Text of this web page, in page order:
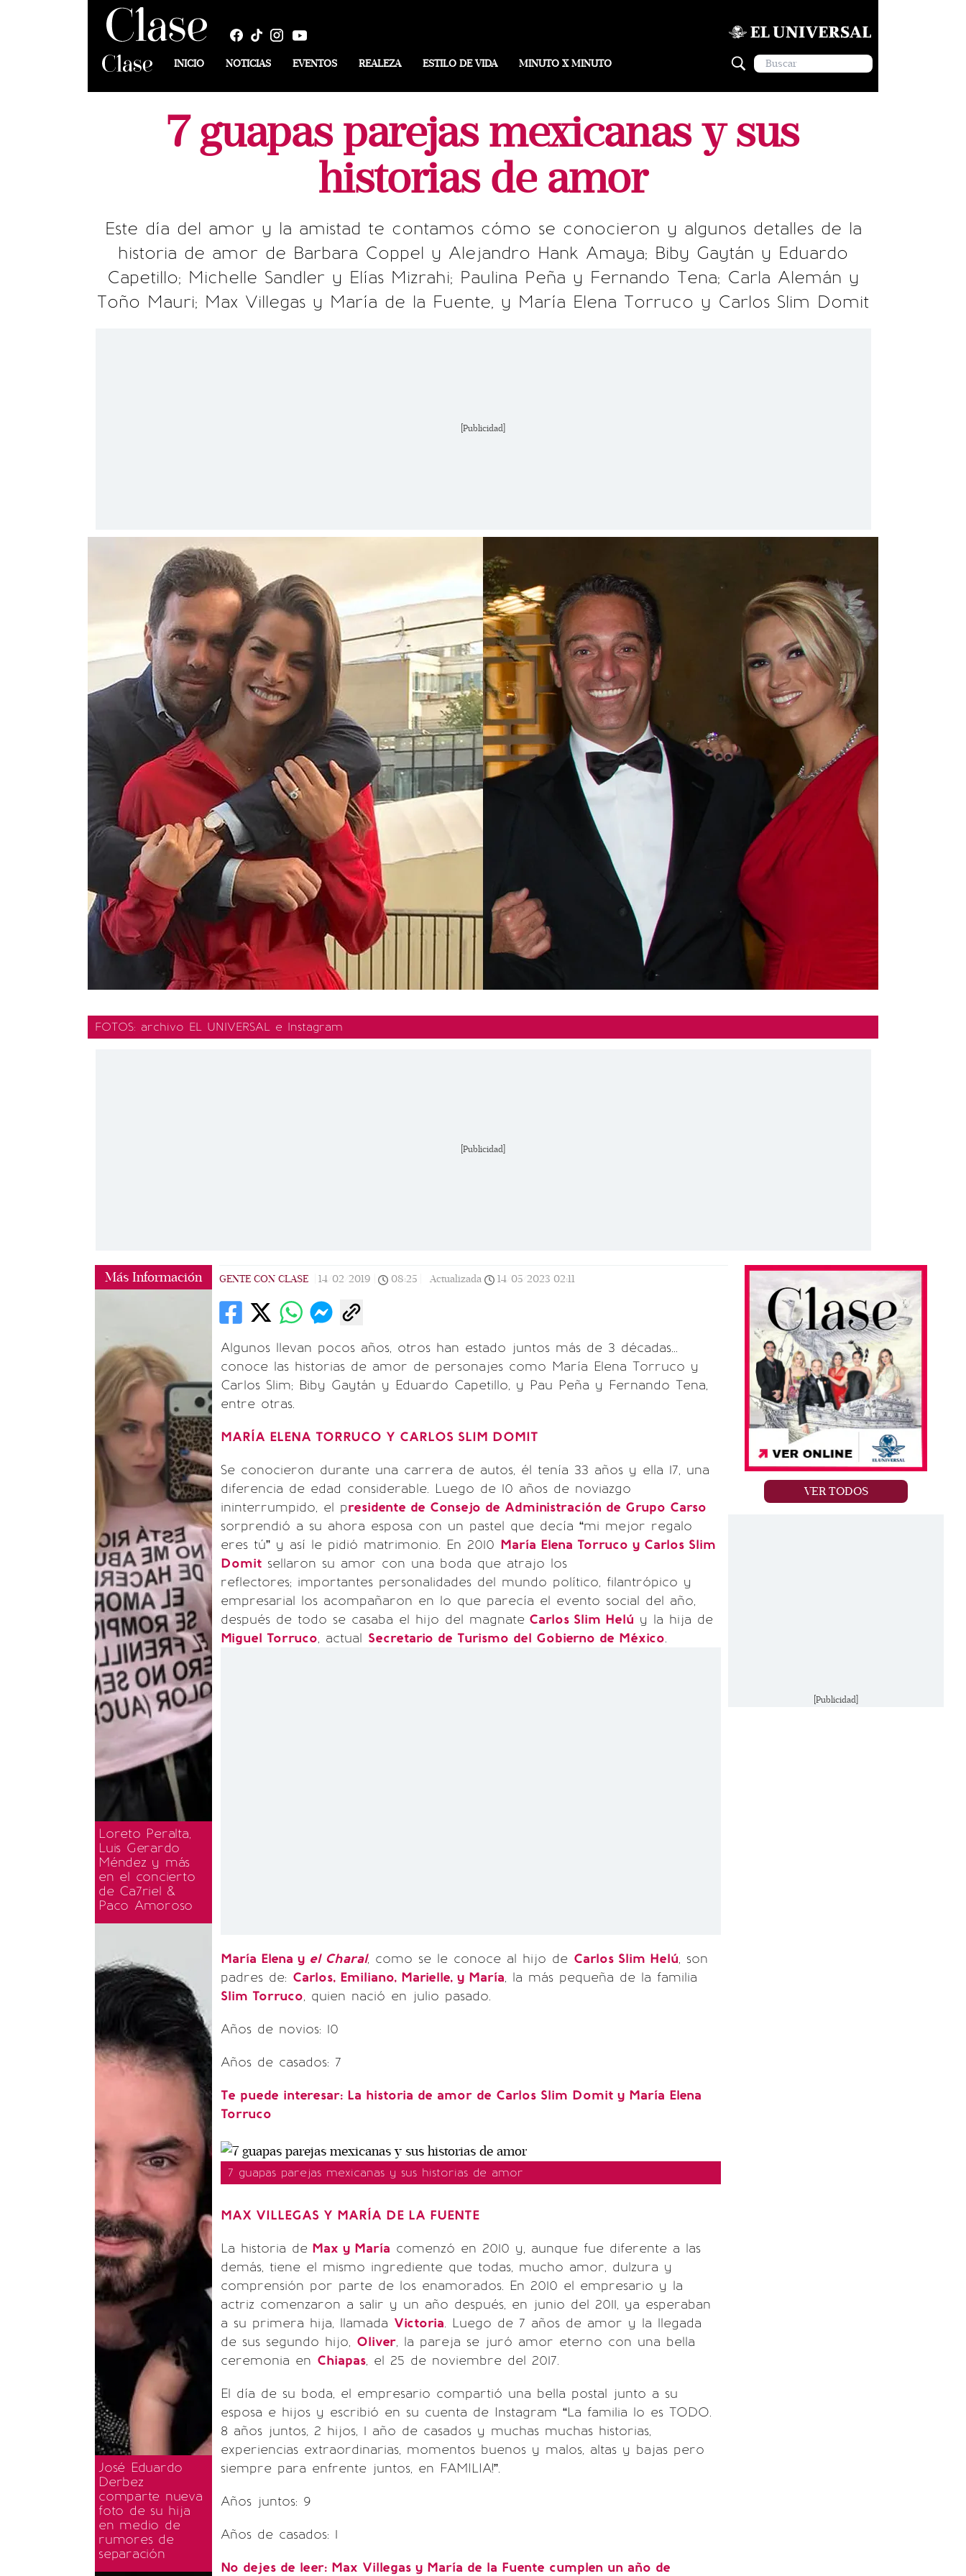
INICIO NOTICIAS EVENTOS REALEZA ESTILO DE VIDA MINUTO X MINUTO
7 guapas parejas mexicanas y sus
historias de amor
Este día del amor y la amistad te contamos cómo se conocieron y algunos detalles de la
historia de amor de Barbara Coppel y Alejandro Hank Amaya; Biby Gaytán y Eduardo
Capetillo; Michelle Sandler y Elías Mizrahi; Paulina Peña y Fernando Tena; Carla Alemán y
Toño Mauri; Max Villegas y María de la Fuente, y María Elena Torruco y Carlos Slim Domit
[Publicidad]
FOTOS: archivo EL UNIVERSAL e Instagram
[Publicidad]
Más Información
Loreto Peralta,
Luis Gerardo
Méndez y más
en el concierto
de Ca7riel &
Paco Amoroso
José Eduardo
Derbez
comparte nueva
foto de su hija
en medio de
rumores de
separación
GENTE CON CLASE 14/02/2019 08:25 Actualizada 14/05/2023 02:11
Algunos llevan pocos años, otros han estado juntos más de 3 décadas...
conoce las historias de amor de personajes como María Elena Torruco y
Carlos Slim; Biby Gaytán y Eduardo Capetillo, y Pau Peña y Fernando Tena,
entre otras.
MARÍA ELENA TORRUCO Y CARLOS SLIM DOMIT
Se conocieron durante una carrera de autos, él tenía 33 años y ella 17, una
diferencia de edad considerable. Luego de 10 años de noviazgo
ininterrumpido, el presidente de Consejo de Administración de Grupo Carso
sorprendió a su ahora esposa con un pastel que decía “mi mejor regalo
eres tú” y así le pidió matrimonio. En 2010 María Elena Torruco y Carlos Slim
Domit sellaron su amor con una boda que atrajo los
reflectores; importantes personalidades del mundo político, filantrópico y
empresarial los acompañaron en lo que parecía el evento social del año,
después de todo se casaba el hijo del magnate Carlos Slim Helú y la hija de
Miguel Torruco, actual Secretario de Turismo del Gobierno de México.
María Elena y el Charal, como se le conoce al hijo de Carlos Slim Helú, son
padres de: Carlos, Emiliano, Marielle, y María, la más pequeña de la familia
Slim Torruco, quien nació en julio pasado.
Años de novios: 10
Años de casados: 7
Te puede interesar: La historia de amor de Carlos Slim Domit y María Elena
Torruco
7 guapas parejas mexicanas y sus historias de amor
MAX VILLEGAS Y MARÍA DE LA FUENTE
La historia de Max y María comenzó en 2010 y, aunque fue diferente a las
demás, tiene el mismo ingrediente que todas, mucho amor, dulzura y
comprensión por parte de los enamorados. En 2010 el empresario y la
actriz comenzaron a salir y un año después, en junio del 2011, ya esperaban
a su primera hija, llamada Victoria. Luego de 7 años de amor y la llegada
de sus segundo hijo, Oliver, la pareja se juró amor eterno con una bella
ceremonia en Chiapas, el 25 de noviembre del 2017.
El día de su boda, el empresario compartió una bella postal junto a su
esposa e hijos y escribió en su cuenta de Instagram “La familia lo es TODO.
8 años juntos, 2 hijos, 1 año de casados y muchas muchas historias,
experiencias extraordinarias, momentos buenos y malos, altas y bajas pero
siempre para enfrente juntos, en FAMILIA!”.
Años juntos: 9
Años de casados: 1
No dejes de leer: Max Villegas y María de la Fuente cumplen un año de
VER TODOS
[Publicidad]